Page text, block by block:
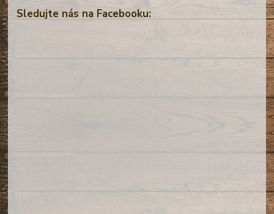
Sledujte nás na Facebooku: